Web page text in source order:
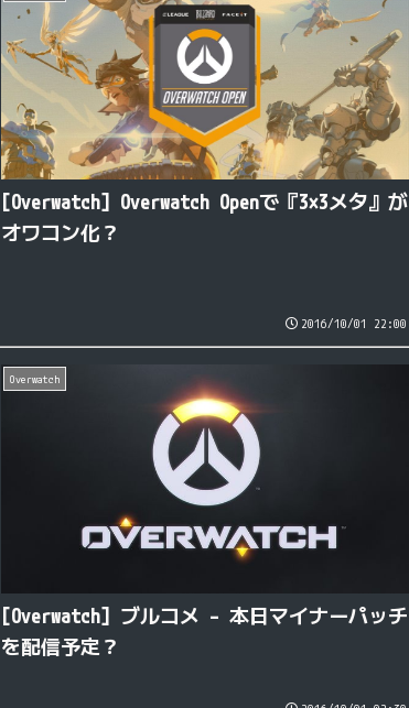
[Overwatch] Overwatch Openで『3×3メタ』が
オワコン化？
2016/10/01 22:00
Overwatch
[Overwatch] ブルコメ – 本日マイナーパッチ
を配信予定？